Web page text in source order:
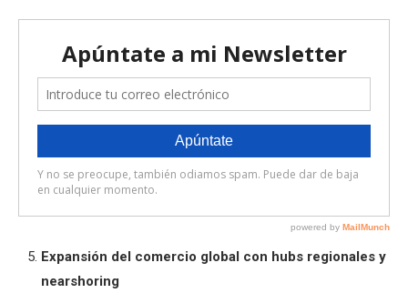
Expansión del comercio global con hubs regionales y
nearshoring